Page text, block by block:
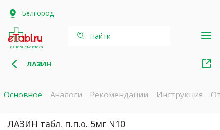
Белгород
интернет-аптека
Найти
ЛАЗИН
Основное Аналоги Рекомендации Инструкция
ЛАЗИН табл. п.п.о. 5мг N10